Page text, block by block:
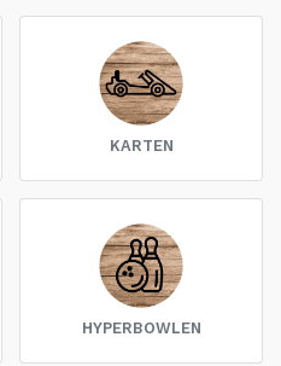
KARTEN
HYPERBOWLEN